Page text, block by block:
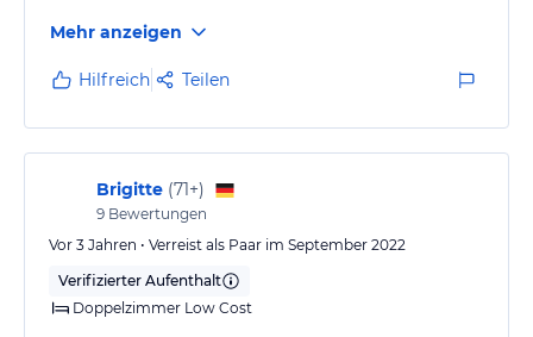
Mehr anzeigen
Hilfreich Teilen
Brigitte (71+)
9 Bewertungen
Vor 3 Jahren • Verreist als Paar im September 2022
Verifizierter Aufenthalt
Doppelzimmer Low Cost